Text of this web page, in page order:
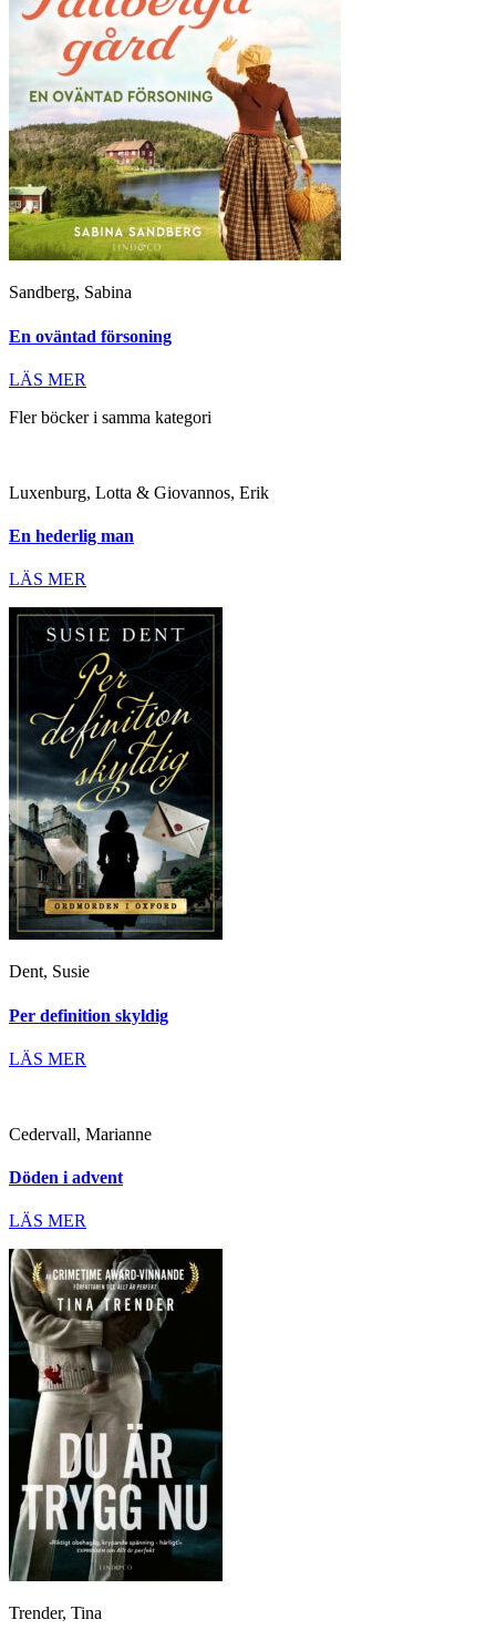
Sandberg, Sabina
En oväntad försoning
LÄS MER
Fler böcker i samma kategori
Luxenburg, Lotta & Giovannos, Erik
En hederlig man
LÄS MER
Dent, Susie
Per definition skyldig
LÄS MER
Cedervall, Marianne
Döden i advent
LÄS MER
Trender, Tina